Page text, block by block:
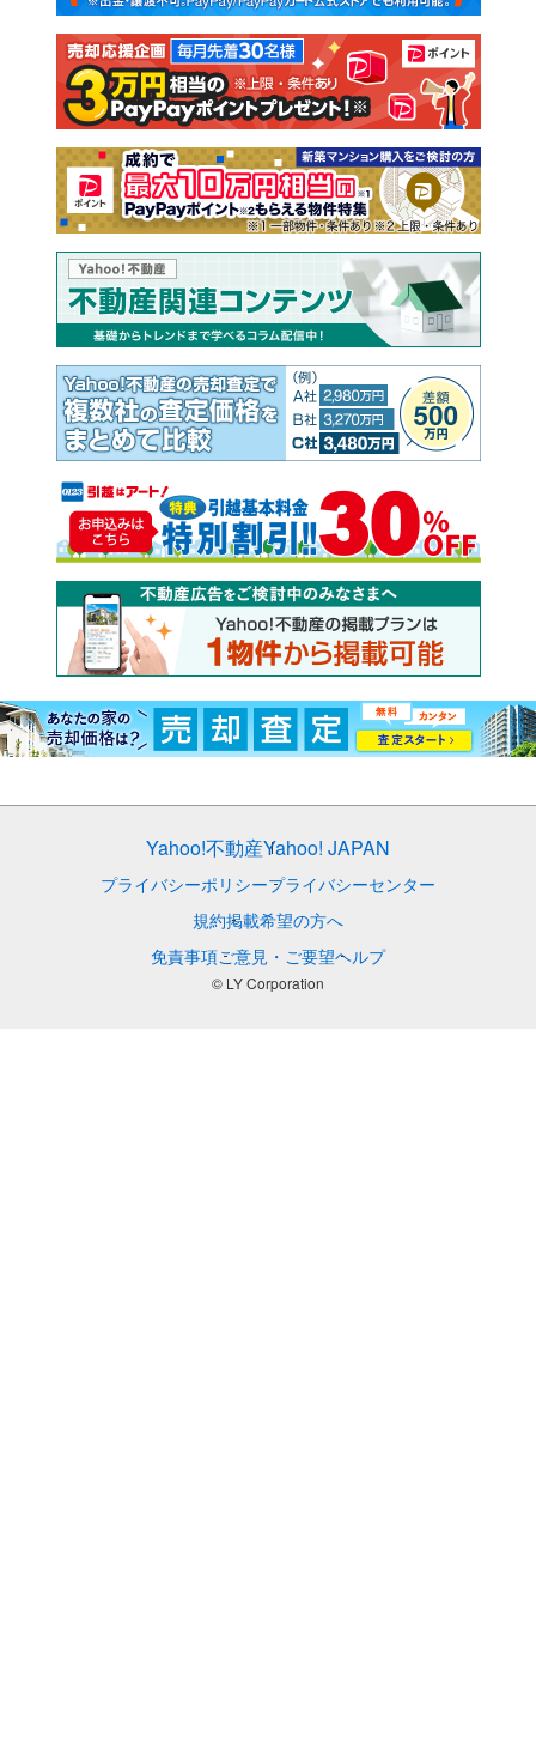
注文住宅 土地
売却査定
Yahoo!不動産Yahoo! JAPAN
プライバシーポリシープライバシーセンター
規約掲載希望の方へ
免責事項ご意見・ご要望ヘルプ
© LY Corporation